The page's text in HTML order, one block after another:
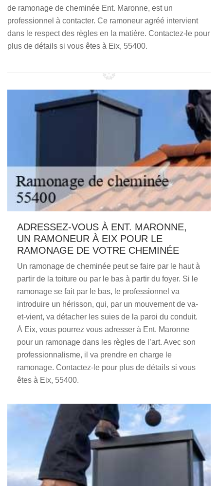
de ramonage de cheminée Ent. Maronne, est un
professionnel à contacter. Ce ramoneur agréé intervient
dans le respect des règles en la matière. Contactez-le pour
plus de détails si vous êtes à Eix, 55400.
ADRESSEZ-VOUS À ENT. MARONNE,
UN RAMONEUR À EIX POUR LE
RAMONAGE DE VOTRE CHEMINÉE
Un ramonage de cheminée peut se faire par le haut à
partir de la toiture ou par le bas à partir du foyer. Si le
ramonage se fait par le bas, le professionnel va
introduire un hérisson, qui, par un mouvement de va-
et-vient, va détacher les suies de la paroi du conduit.
À Eix, vous pourrez vous adresser à Ent. Maronne
pour un ramonage dans les règles de l’art. Avec son
professionnalisme, il va prendre en charge le
ramonage. Contactez-le pour plus de détails si vous
êtes à Eix, 55400.